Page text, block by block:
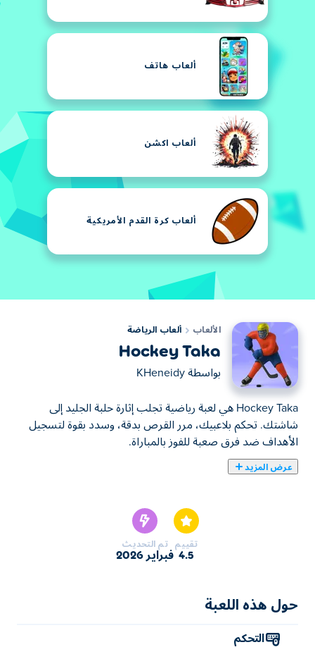
ألعاب هاتف
ألعاب اكشن
ألعاب كرة القدم الأمريكية
الألعاب ألعاب الرياضة
Hockey Taka
بواسطة KHeneidy
Hockey Taka هي لعبة رياضية تجلب إثارة حلبة الجليد إلى
شاشتك. تحكم بلاعبيك، مرر القرص بدقة، وسدد بقوة لتسجيل
الأهداف ضد فرق صعبة للفوز بالمباراة.
عرض المزيد
طريقك عبر بطولاتٍ شيقة. تفوق على خصومك، سجّل أهدافًا،
وقُد فريقك إلى النصر. هل يمكنك أن تصبح بطل الهوكي الأبرز؟
كيفية لعب هوكي تاكا؟
تقييم
4.5
تم التحديث
فبراير 2026
حول هذه اللعبة
التحكم